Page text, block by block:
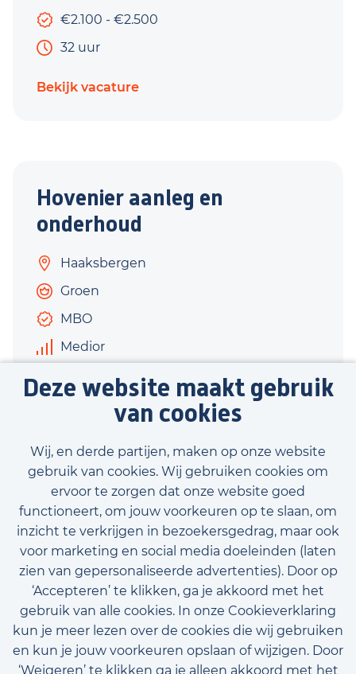
Deze website maakt gebruik
van cookies
Wij, en derde partijen, maken op onze website
gebruik van cookies. Wij gebruiken cookies om
ervoor te zorgen dat onze website goed
functioneert, om jouw voorkeuren op te slaan, om
inzicht te verkrijgen in bezoekersgedrag, maar ook
voor marketing en social media doeleinden (laten
zien van gepersonaliseerde advertenties). Door op
‘Accepteren’ te klikken, ga je akkoord met het
gebruik van alle cookies. In onze Cookieverklaring
kun je meer lezen over de cookies die wij gebruiken
en kun je jouw voorkeuren opslaan of wijzigen. Door
‘Weigeren’ te klikken ga je alleen akkoord met het
€2.100 - €2.500
32 uur
Bekijk vacature
Hovenier aanleg en
onderhoud
Haaksbergen
Groen
MBO
Medior
€2.900 - €3.300
Bekijk vacature
Bekijk onze beschikbare vacatures